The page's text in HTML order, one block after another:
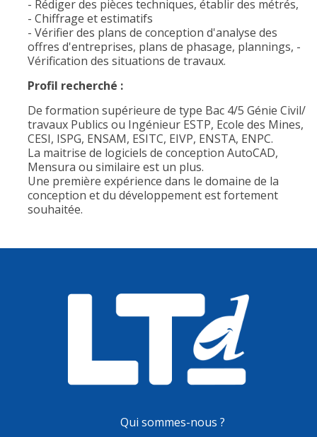
- Rédiger des pièces techniques, établir des métrés,
- Chiffrage et estimatifs
- Vérifier des plans de conception d'analyse des
offres d'entreprises, plans de phasage, plannings, -
Vérification des situations de travaux.
Profil recherché :
De formation supérieure de type Bac 4/5 Génie Civil/
travaux Publics ou Ingénieur ESTP, Ecole des Mines,
CESI, ISPG, ENSAM, ESITC, EIVP, ENSTA, ENPC.
La maitrise de logiciels de conception AutoCAD,
Mensura ou similaire est un plus.
Une première expérience dans le domaine de la
conception et du développement est fortement
souhaitée.
Qui sommes-nous ?